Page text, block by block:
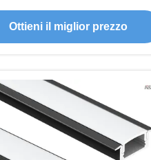
lavoro e dimensione per il
montaggio in superficie
W17.0*H9.0mm
Ottieni il miglior prezzo